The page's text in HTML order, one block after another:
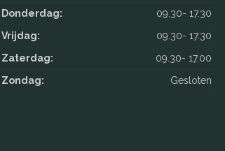
Donderdag:
09.30- 17.30
Vrijdag:
09.30- 17.30
Zaterdag:
09.30- 17.00
Zondag:
Gesloten